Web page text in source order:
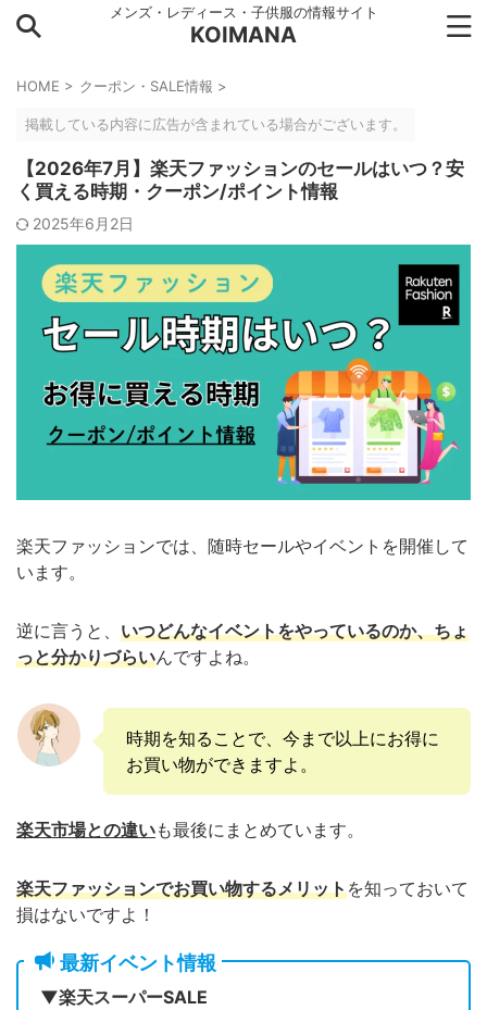
メンズ・レディース・子供服の情報サイト
KOIMANA
HOME > クーポン・SALE情報 >
掲載している内容に広告が含まれている場合がございます。
【2026年7月】楽天ファッションのセールはいつ？安
く買える時期・クーポン/ポイント情報
2025年6月2日
楽天ファッションでは、随時セールやイベントを開催して
います。
逆に言うと、 いつどんなイベントをやっているのか、ちょ
っと分かりづらいんですよね。
時期を知ることで、今まで以上にお得に
お買い物ができますよ。
楽天市場との違いも最後にまとめています。
楽天ファッションでお買い物するメリットを知っておいて
損はないですよ！
最新イベント情報
▼楽天スーパーSALE